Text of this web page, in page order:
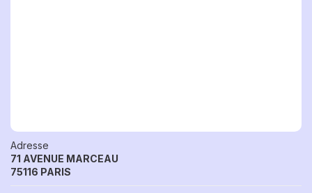
Adresse
71 AVENUE MARCEAU
75116 PARIS